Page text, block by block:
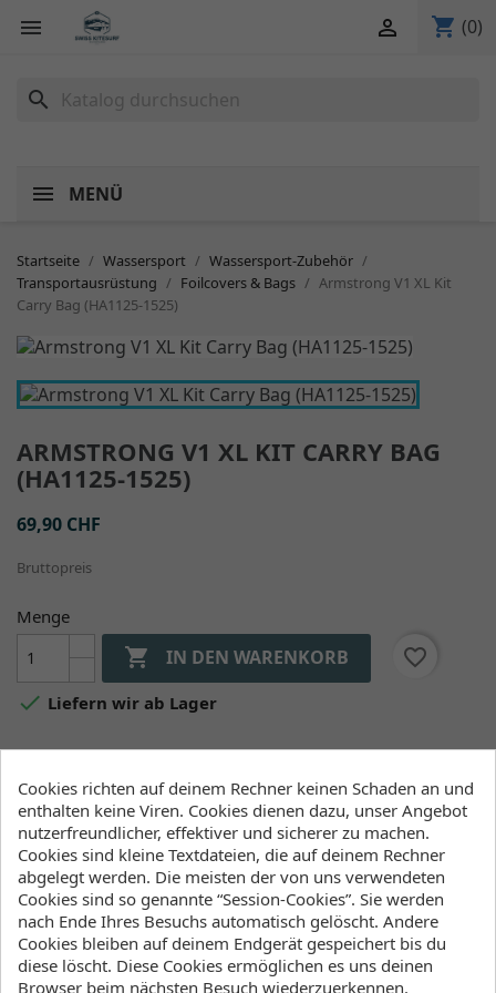
 shopping_cart (0)

search
MENÜ
Startseite Wassersport
Wassersport-Zubehör
Transportausrüstung
Foilcovers & Bags
Armstrong V1 XL Kit
Carry Bag (HA1125-1525)
ARMSTRONG V1 XL KIT CARRY BAG
(HA1125-1525)
69,90 CHF
Bruttopreis
Menge
 IN DEN WARENKORB
favorite_border
 Liefern wir ab Lager
Verfügbarkeit (Lager, Lieferzeiten)
Duotone Schweiz
an Lager :
2-5 Werktage
Cookies richten auf deinem Rechner keinen Schaden an und
enthalten keine Viren. Cookies dienen dazu, unser Angebot
nutzerfreundlicher, effektiver und sicherer zu machen.
Cookies sind kleine Textdateien, die auf deinem Rechner
abgelegt werden. Die meisten der von uns verwendeten
Cookies sind so genannte “Session-Cookies”. Sie werden
nach Ende Ihres Besuchs automatisch gelöscht. Andere
Cookies bleiben auf deinem Endgerät gespeichert bis du
diese löscht. Diese Cookies ermöglichen es uns deinen
Browser beim nächsten Besuch wiederzuerkennen.